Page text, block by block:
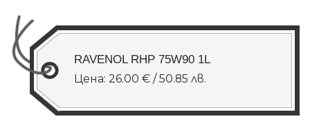
RAVENOL RHP 75W90 1L
Цена: 26.00 € / 50.85 лв.